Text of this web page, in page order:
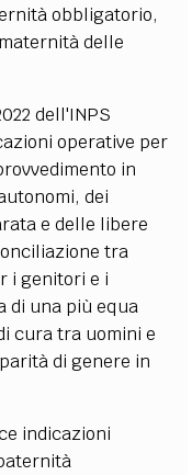
obbligatorio,
delle
dell'INPS
operative per
in
dei
e delle libere
tra
i genitori e i
di una più equa
cura tra uomini e
di genere in
indicazioni